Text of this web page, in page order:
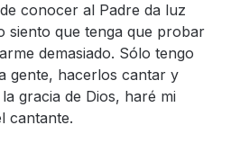
conocer al Padre da luz
siento que tenga que probar
demasiado. Sólo tengo
gente, hacerlos cantar y
gracia de Dios, haré mi
cantante.